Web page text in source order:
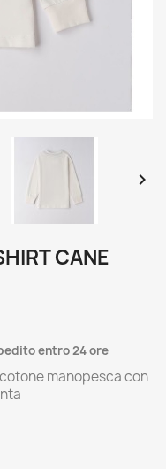

CANE
entro 24 ore
manopesca con